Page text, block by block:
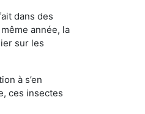
dans des
année, la
sur les
à s’en
ces insectes